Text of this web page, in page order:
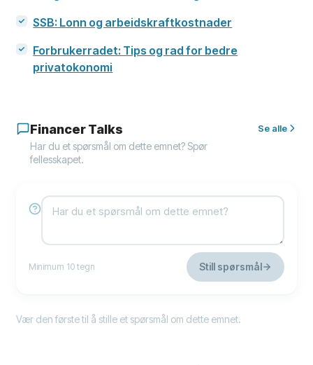
SSB: Lonn og arbeidskraftkostnader
Forbrukerradet: Tips og rad for bedre
privatokonomi
Financer Talks
Har du et spørsmål om dette emnet? Spør
fellesskapet.
Se alle
Minimum 10 tegn Still spørsmål
Vær den første til å stille et spørsmål om dette emnet.